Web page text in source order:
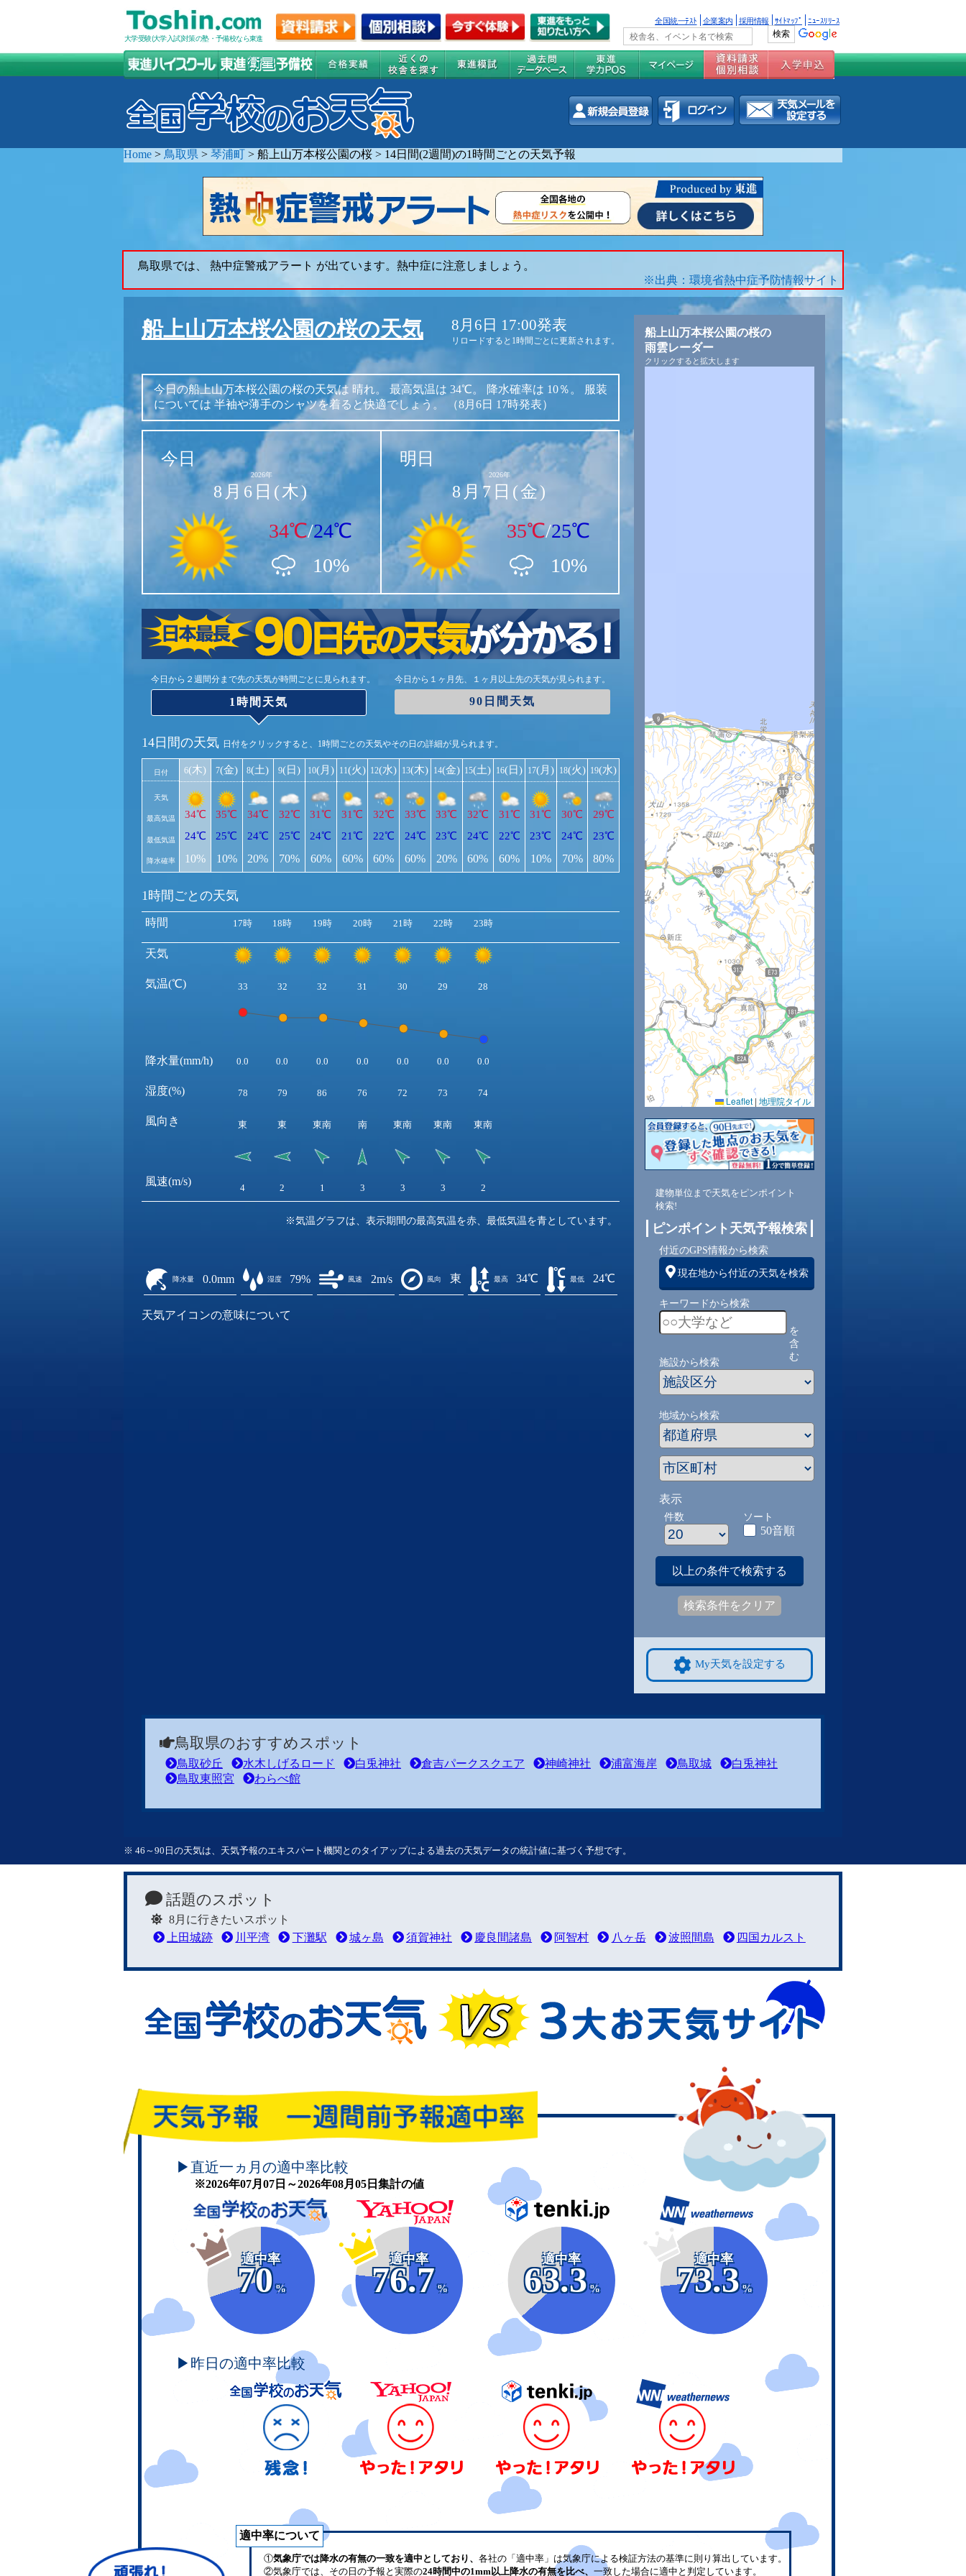
大学受験(大学入試)対策の塾・予備校なら東進
全国統一ﾃｽﾄ 企業案内 採用情報 ｻｲﾄﾏｯﾌﾟ ﾆｭｰｽﾘﾘｰｽ
Home > 鳥取県 > 琴浦町 > 船上山万本桜公園の桜 > 14日間(2週間)の1時間ごとの天気予報
鳥取県では、 熱中症警戒アラート が出ています。熱中症に注意しましょう。
※出典：環境省熱中症予防情報サイト
船上山万本桜公園の桜の天気 8月6日 17:00発表
リロードすると1時間ごとに更新されます。
今日の船上山万本桜公園の桜の天気は 晴れ。 最高気温は 34℃。 降水確率は 10％。
服装
については 半袖や薄手のシャツを着ると快適でしょう。 （8月6日 17時発表）
今日
2026年
8月6日(木)
34℃/24℃
10%
明日
2026年
8月7日(金)
35℃/25℃
10%
今日から２週間分まで先の天気が時間ごとに見られます。
1時間天気
今日から１ヶ月先、１ヶ月以上先の天気が見られます。
90日間天気
14日間の天気 日付をクリックすると、1時間ごとの天気やその日の詳細が見られます。
日付
天気
最高気温
最低気温
降水確率
6(木)
34℃
24℃
10%
7(金)
35℃
25℃
10%
8(土)
34℃
24℃
20%
9(日)
32℃
25℃
70%
10(月)
31℃
24℃
60%
11(火)
31℃
21℃
60%
12(水)
32℃
22℃
60%
13(木)
33℃
24℃
60%
14(金)
33℃
23℃
20%
15(土)
32℃
24℃
60%
16(日)
31℃
22℃
60%
17(月)
31℃
23℃
10%
18(火)
30℃
24℃
70%
19(水)
29℃
23℃
80%
1時間ごとの天気
時間
天気
気温(℃)
降水量(mm/h)
湿度(%)
風向き
風速(m/s)
17時 18時 19時 20時 21時 22時 23時
33 32 32 31 30 29 28
0.0 0.0 0.0 0.0 0.0 0.0 0.0
78 79 86 76 72 73 74
東 東 東南 南 東南 東南 東南
4 2 1 3 3 3 2
※気温グラフは、表示期間の最高気温を赤、最低気温を青としています。
降水量 0.0mm 湿度 79% 風速 2m/s 風向 東 最高 34℃ 最低 24℃
天気アイコンの意味について
船上山万本桜公園の桜の
雨雲レーダー
クリックすると拡大します
Leaflet | 地理院タイル
建物単位まで天気をピンポイント
検索!
ピンポイント天気予報検索
付近のGPS情報から検索
現在地から付近の天気を検索
キーワードから検索
を
含
む
施設から検索
地域から検索
表示
件数 ソート
50音順
以上の条件で検索する
検索条件をクリア
My天気を設定する
鳥取県のおすすめスポット
鳥取砂丘 水木しげるロード 白兎神社 倉吉パークスクエア 神崎神社 浦富海岸 鳥取城
白兎神社
鳥取東照宮
わらべ館
※ 46～90日の天気は、天気予報のエキスパート機関とのタイアップによる過去の天気データの統計値に基づく予想です。
話題のスポット
8月に行きたいスポット
上田城跡
川平湾 下灘駅 城ヶ島 須賀神社 慶良間諸島 阿智村 八ヶ岳 波照間島 四国カルスト
頑張れ！学校のお天気
▶直近一ヵ月の適中率比較
※2026年07月07日～2026年08月05日集計の値
適中率
70
%
適中率
76.7
%
適中率
63.3
%
適中率
73.3
%
▶昨日の適中率比較
適中率について
①気象庁では降水の有無の一致を適中としており、 各社の「適中率」は気象庁による検証方法の基準に則り算出しています。
②気象庁では、その日の予報と実際の24時間中の1mm以上降水の有無を比べ、 一致した場合に適中と判定しています。